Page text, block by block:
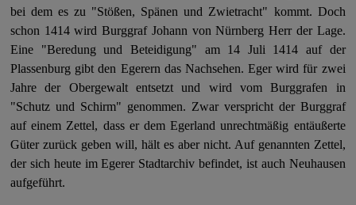
bei dem es zu "Stößen, Spänen und Zwietracht" kommt. Doch
schon 1414 wird Burggraf Johann von Nürnberg Herr der Lage.
Eine "Beredung und Beteidigung" am 14 Juli 1414 auf der
Plassenburg gibt den Egerern das Nachsehen. Eger wird für zwei
Jahre der Obergewalt entsetzt und wird vom Burggrafen in
"Schutz und Schirm" genommen. Zwar verspricht der Burggraf
auf einem Zettel, dass er dem Egerland unrechtmäßig entäußerte
Güter zurück geben will, hält es aber nicht. Auf genannten Zettel,
der sich heute im Egerer Stadtarchiv befindet, ist auch Neuhausen
aufgeführt.